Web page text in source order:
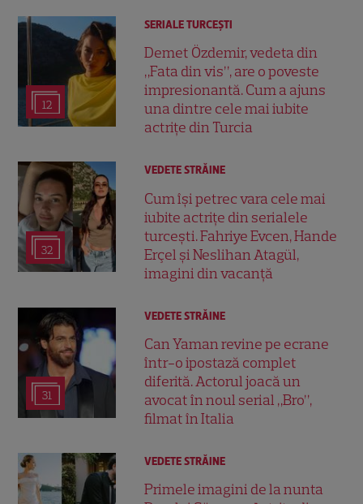
12
SERIALE TURCEŞTI
Demet Özdemir, vedeta din
„Fata din vis”, are o poveste
impresionantă. Cum a ajuns
una dintre cele mai iubite
actrițe din Turcia
32
VEDETE STRĂINE
Cum își petrec vara cele mai
iubite actrițe din serialele
turcești. Fahriye Evcen, Hande
Erçel și Neslihan Atagül,
imagini din vacanță
31
VEDETE STRĂINE
Can Yaman revine pe ecrane
într-o ipostază complet
diferită. Actorul joacă un
avocat în noul serial „Bro”,
filmat în Italia
VEDETE STRĂINE
Primele imagini de la nunta